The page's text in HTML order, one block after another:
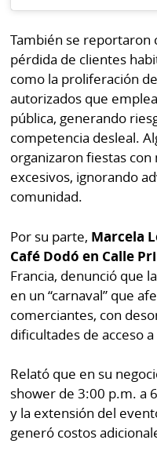
También se reportaron
pérdida de clientes
como la proliferación
autorizados que
pública, generando
competencia desleal.
organizaron fiestas
excesivos, ignorando
comunidad.
Por su parte, Marcela
Café Dodó en Calle
Francia, denunció que
en un “carnaval” que
comerciantes, con
dificultades de acceso
Relató que en su
shower de 3:00 p.m. a
y la extensión del
generó costos